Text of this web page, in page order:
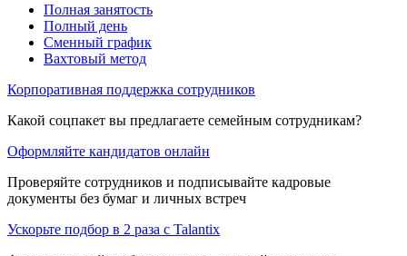
Полная занятость
Полный день
Сменный график
Вахтовый метод
Корпоративная поддержка сотрудников
Какой соцпакет вы предлагаете семейным сотрудникам?
Оформляйте кандидатов онлайн
Проверяйте сотрудников и подписывайте кадровые
документы без бумаг и личных встреч
Ускорьте подбор в 2 раза с Talantix